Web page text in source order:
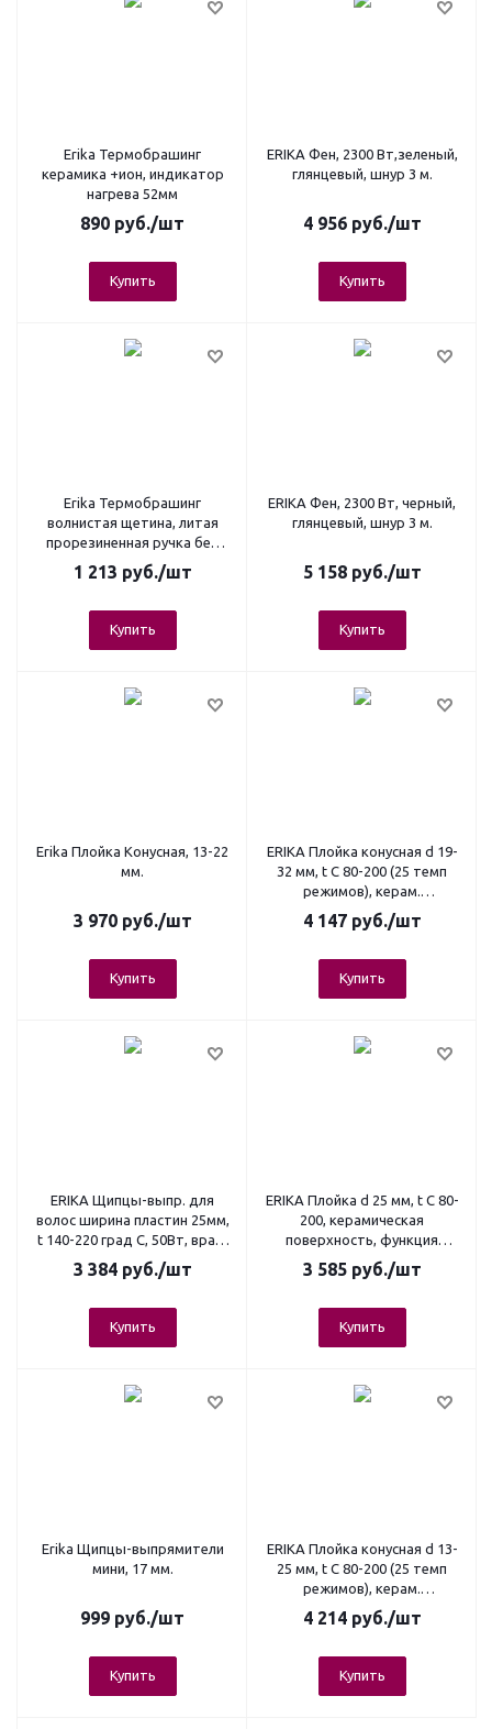
Erika Термобрашинг
керамика +ион, индикатор
нагрева 52мм
890 руб./шт
Купить
ERIKA Фен, 2300 Вт,зеленый,
глянцевый, шнур 3 м.
4 956руб./шт
Купить
Erika Термобрашинг
волнистая щетина, литая
прорезиненная ручка без
кольца 43мм
1 213 руб./шт
Купить
ERIKA Фен, 2300 Вт, черный,
глянцевый, шнур 3 м.
5 158руб./шт
Купить
Erika Плойка Конусная, 13-22
мм.
3 970руб./шт
Купить
ERIKA Плойка конусная d 19-
32 мм, t C 80-200 (25 темп
режимов), керам.
поверхность
4 147руб./шт
Купить
ERIKA Щипцы-выпр. для
волос ширина пластин 25мм,
t 140-220 град С, 50Вт, вращ
шнур 2,65 м
3 384руб./шт
Купить
ERIKA Плойка d 25 мм, t C 80-
200, керамическая
поверхность, функция
ионизации, шнур 2,5м
3 585руб./шт
Купить
Erika Щипцы-выпрямители
мини, 17 мм.
999 руб./шт
Купить
ERIKA Плойка конусная d 13-
25 мм, t C 80-200 (25 темп
режимов), керам.
поверхность
4 214руб./шт
Купить